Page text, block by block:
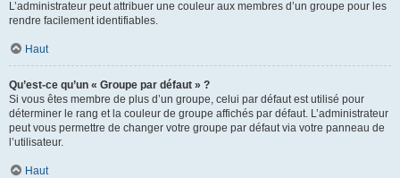
L’administrateur peut attribuer une couleur aux membres d’un groupe pour les
rendre facilement identifiables.
Haut
Qu’est-ce qu’un « Groupe par défaut » ?
Si vous êtes membre de plus d’un groupe, celui par défaut est utilisé pour
déterminer le rang et la couleur de groupe affichés par défaut. L’administrateur
peut vous permettre de changer votre groupe par défaut via votre panneau de
l’utilisateur.
Haut